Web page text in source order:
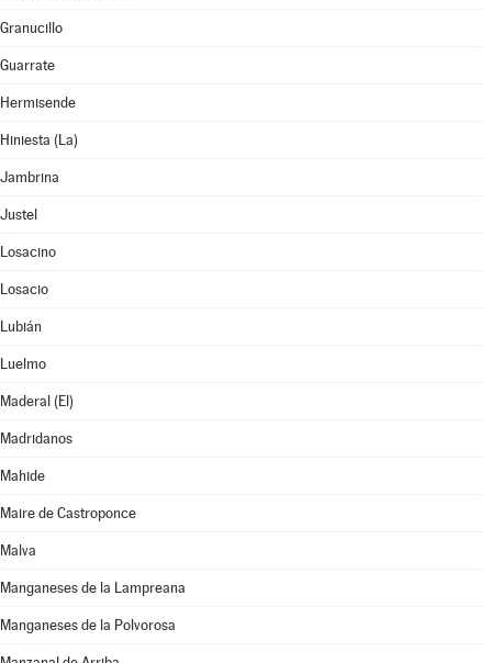
Granucillo
Guarrate
Hermisende
Hiniesta (La)
Jambrina
Justel
Losacino
Losacio
Lubián
Luelmo
Maderal (El)
Madridanos
Mahide
Maire de Castroponce
Malva
Manganeses de la Lampreana
Manganeses de la Polvorosa